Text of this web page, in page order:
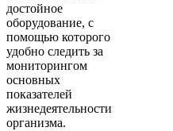
достойное
оборудование, с
помощью которого
удобно следить за
мониторингом
основных
показателей
жизнедеятельности
организма.